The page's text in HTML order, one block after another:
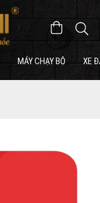
MÁY CHẠY BỘ XE